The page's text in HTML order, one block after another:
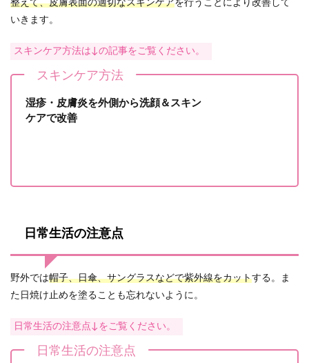
整えて、皮膚表面の適切なスキンケアを行うことにより改善して
いきます。
スキンケア方法は↓の記事をご覧ください。
スキンケア方法
湿疹・皮膚炎を外側から洗顔＆スキン
ケアで改善
日常生活の注意点
野外では帽子、日傘、サングラスなどで紫外線をカットする。ま
た日焼け止めを塗ることも忘れないように。
日常生活の注意点↓をご覧ください。
日常生活の注意点